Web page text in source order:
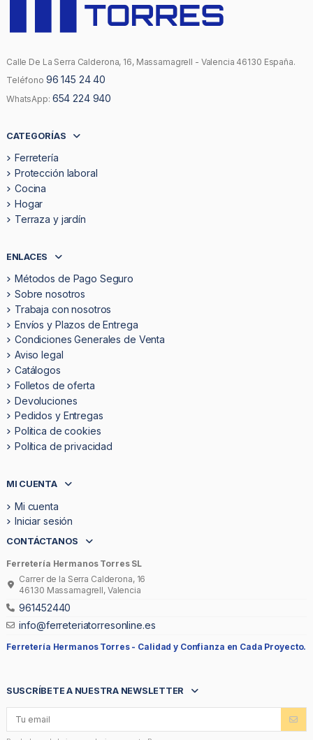
Calle De La Serra Calderona, 16, Massamagrell - Valencia 46130 España.
Teléfono 96 145 24 40
WhatsApp: 654 224 940
CATEGORÍAS
Ferretería
Protección laboral
Cocina
Hogar
Terraza y jardín
ENLACES
Métodos de Pago Seguro
Sobre nosotros
Trabaja con nosotros
Envíos y Plazos de Entrega
Condiciones Generales de Venta
Aviso legal
Catálogos
Folletos de oferta
Devoluciones
Pedidos y Entregas
Politica de cookies
Política de privacidad
MI CUENTA
Mi cuenta
Iniciar sesión
CONTÁCTANOS
Ferretería Hermanos Torres SL
Carrer de la Serra Calderona, 16
46130 Massamagrell, Valencia
961452440
info@ferreteriatorresonline.es
Ferretería Hermanos Torres - Calidad y Confianza en Cada Proyecto.
SUSCRÍBETE A NUESTRA NEWSLETTER